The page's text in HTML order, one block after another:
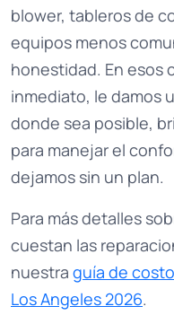
blower, tableros de
equipos menos
honestidad. En esos
inmediato, le damos
donde sea posible,
para manejar el
dejamos sin un plan.
Para más detalles
cuestan las
nuestra guía de
Los Angeles 2026.